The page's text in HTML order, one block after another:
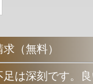
（無料）
は深刻です。